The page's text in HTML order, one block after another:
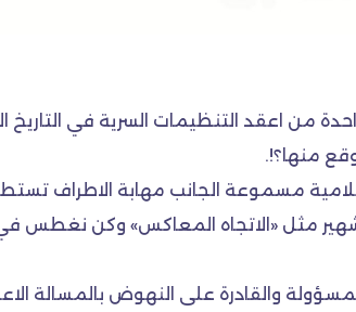
اعقد التنظيمات السرية في التاريخ
منها؟!.
مسموعة الجانب مهابة الاطراف
شهير مثل «الاتجاه المعاكس» وكن
والقادرة على النهوض بالمسالة